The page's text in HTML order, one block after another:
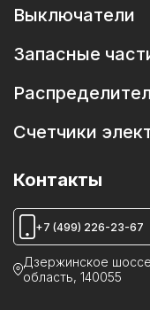
НОМ, ЗНОМ
Приводы к
Разъединители
Выключатели
Выключатели
Выключатели
Запасные
Запасные части к
Катушки к
Камеры КСО
Камеры ИКВН
Реклоузеры ПСС
Ячейки ЯКНО
Счетчики
Контакты
+7 (499) 226-23-67
Дзержинское
область, 140055